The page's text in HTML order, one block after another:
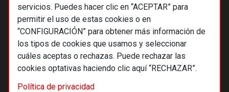
servicios. Puedes hacer clic en “ACEPTAR” para
permitir el uso de estas cookies o en
“CONFIGURACIÓN” para obtener más información de
los tipos de cookies que usamos y seleccionar
cuáles aceptas o rechazas. Puede rechazar las
cookies optativas haciendo clic aquí “RECHAZAR”.
Política de privacidad
© 2026 Alternativas económicas SCCL
Footer